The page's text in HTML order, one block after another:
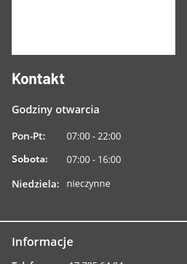
Kontakt
Godziny otwarcia
Pon-Pt: 07:00 - 22:00
Sobota: 07:00 - 16:00
Niedziela: nieczynne
Informacje